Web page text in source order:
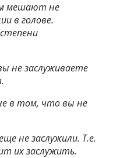
мешают не
в голове.
не заслуживаете
в том, что вы не
не заслужили. Т.е.
их заслужить.